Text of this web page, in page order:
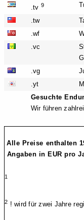
.tv 9
.tw
.wf
.vc
.vg
.yt
Gesuchte
Wir führen
Alle Preise enthalten
Angaben in EUR pro
1
2 ! wird für zwei Jahre